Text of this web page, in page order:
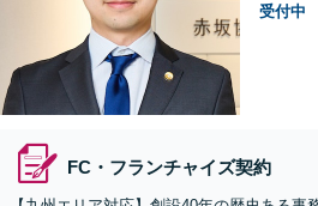
受付中
FC・フランチャイズ契約